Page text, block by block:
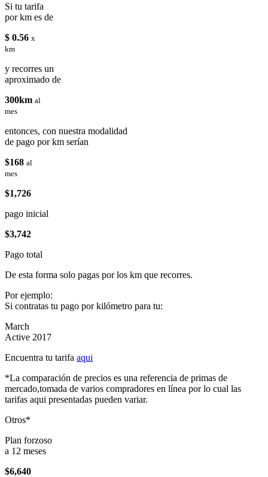
Si tu tarifa
por km es de
$ 0.56 x
km
y recorres un
aproximado de
300km al
mes
entonces, con nuestra modalidad
de pago por km serían
$168 al
mes
$1,726
pago inicial
$3,742
Pago total
De esta forma solo pagas por los km que recorres.
Por ejemplo:
Si contratas tu pago por kilómetro para tu:
March
Active 2017
Encuentra tu tarifa aqui
*La comparación de precios es una referencia de primas de
mercado,tomada de varios compradores en línea por lo cual las
tarifas aqui presentadas pueden variar.
Otros*
Plan forzoso
a 12 meses
$6,640